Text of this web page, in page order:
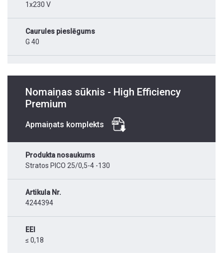
1x230 V
Caurules pieslēgums
G 40
Nomaiņas sūknis - High Efficiency
Premium
Apmaiņats komplekts
Produkta nosaukums
Stratos PICO 25/0,5-4 -130
Artikula Nr.
4244394
EEI
≤ 0,18